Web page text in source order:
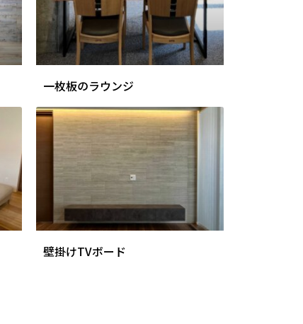
一枚板のラウンジ
壁掛けTVボード